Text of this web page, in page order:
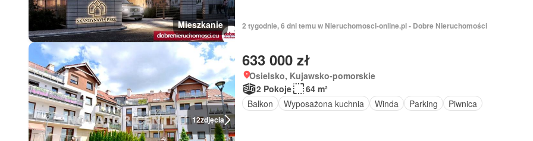
Mieszkanie 2 tygodnie, 6 dni temu w Nieruchomosci-online.pl - Dobre Nieruchomości
12zdjęcia
633 000 zł
Osielsko, Kujawsko-pomorskie
2 Pokoje
64 m²
Balkon
Wyposażona kuchnia Winda Parking Piwnica